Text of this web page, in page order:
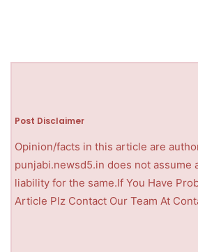
Post Disclaimer
Opinion/facts in this article are
punjabi.newsd5.in does not assume
liability for the same.If You Have
Article Plz Contact Our Team At